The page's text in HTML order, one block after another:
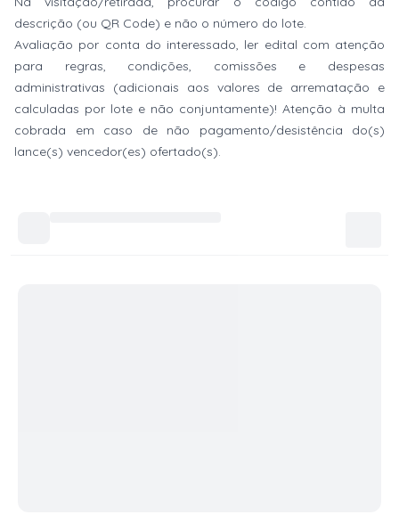
descrição (ou QR Code) e não o número do lote.
Avaliação por conta do interessado, ler edital com atenção
para regras, condições, comissões e despesas
administrativas (adicionais aos valores de arrematação e
calculadas por lote e não conjuntamente)! Atenção à multa
cobrada em caso de não pagamento/desistência do(s)
lance(s) vencedor(es) ofertado(s).